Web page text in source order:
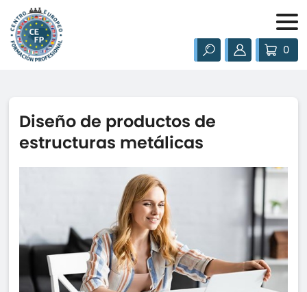
0
Diseño de productos de
estructuras metálicas